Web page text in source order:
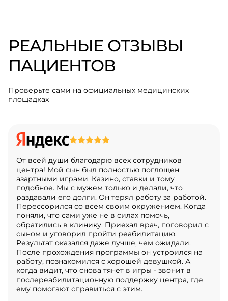
РЕАЛЬНЫЕ ОТЗЫВЫ
ПАЦИЕНТОВ
Проверьте сами на официальных медицинских
площадках
От всей души благодарю всех сотрудников
центра! Мой сын был полностью поглощен
азартными играми. Казино, ставки и тому
подобное. Мы с мужем только и делали, что
раздавали его долги. Он терял работу за работой.
Перессорился со всем своим окружением. Когда
поняли, что сами уже не в силах помочь,
обратились в клинику. Приехал врач, поговорил с
сыном и уговорил пройти реабилитацию.
Результат оказался даже лучше, чем ожидали.
После прохождения программы он устроился на
работу, познакомился с хорошей девушкой. А
когда видит, что снова тянет в игры - звонит в
послереабилитационную поддержку центра, где
ему помогают справиться с этим.